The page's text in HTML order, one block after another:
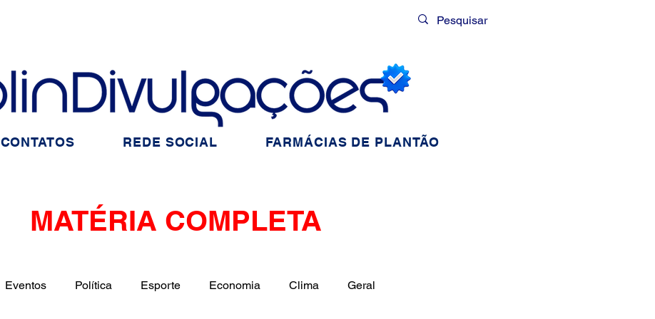
MATÉRIA COMPLETA
Eventos Política Esporte Economia Clima Geral
CONTATOS REDE SOCIAL FARMÁCIAS DE PLANTÃO